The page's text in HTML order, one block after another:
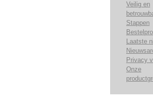
Veilig en
Stappen
Laatste
Privacy
Onze